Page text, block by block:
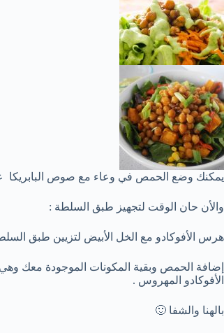
يمكنك وضع الحمص في وعاء مع صوص البابريكا علي النار لمدة 10 دقائق مع الحرص
والأن حان الوقت لتجهيز طبق السلطة :
هرس الأفوكادو مع الخل الأبيض لتزيين طبق
إضافة الحمص وبقية المكونات الموجودة معك
الأفوكادو المهروس .
بالهنا والشفا 🙂